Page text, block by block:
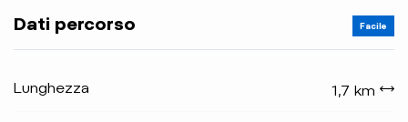
Dati percorso Facile
Lunghezza 1,7 km